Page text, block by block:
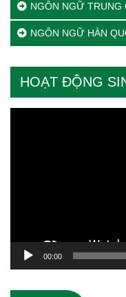
NGÔN NGỮ TRUNG
NGÔN NGỮ HÀN
HOẠT ĐỘNG
00:00